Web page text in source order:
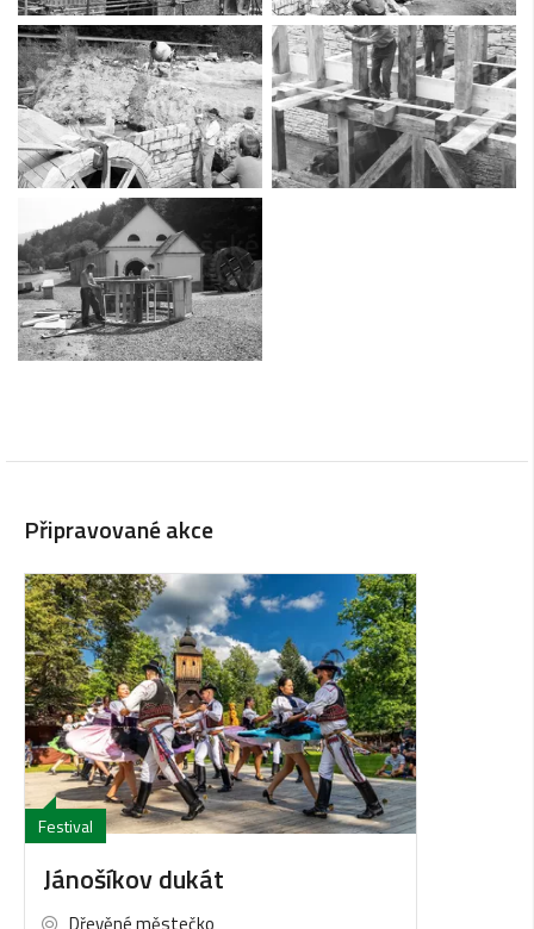
Připravované akce
Festival
Jánošíkov dukát